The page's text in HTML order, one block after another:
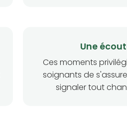
Une
Ces moments
soignants de
signaler tout